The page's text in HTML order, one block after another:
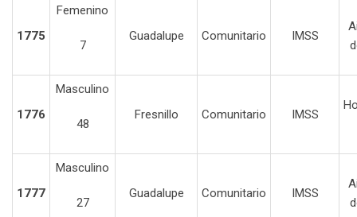
1775
Femenino
7
Guadalupe Comunitario IMSS
1776
Masculino
48
Fresnillo Comunitario IMSS
1777
Masculino
27
Guadalupe Comunitario IMSS